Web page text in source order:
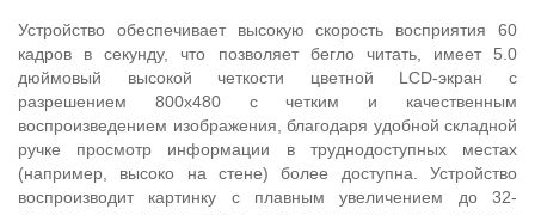
Устройство обеспечивает высокую скорость восприятия 60
кадров в секунду, что позволяет бегло читать, имеет 5.0
дюймовый высокой четкости цветной LCD-экран с
разрешением 800x480 с четким и качественным
воспроизведением изображения, благодаря удобной складной
ручке просмотр информации в труднодоступных местах
(например, высоко на стене) более доступна. Устройство
воспроизводит картинку с плавным увеличением до 32-